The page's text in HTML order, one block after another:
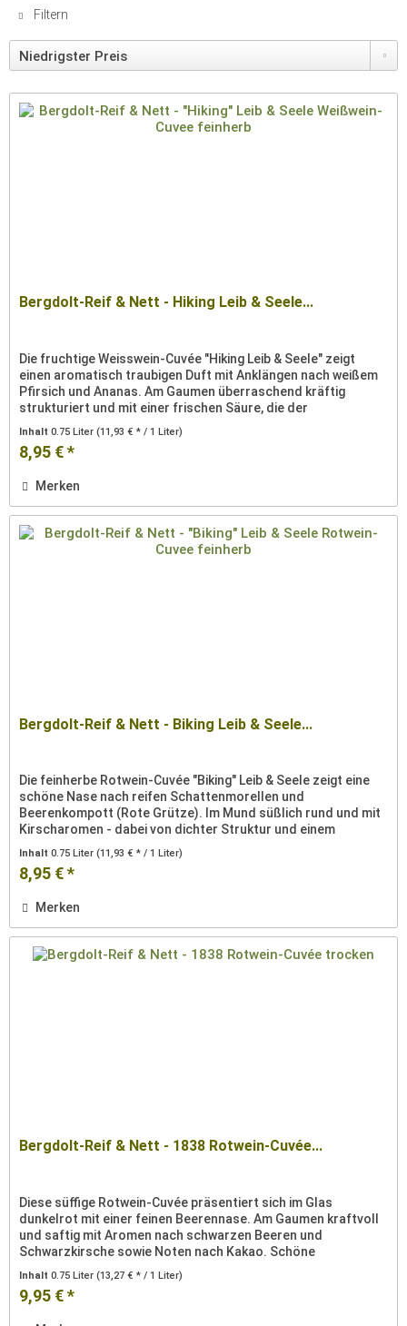
Filtern
Bergdolt-Reif & Nett - Hiking Leib & Seele...
Die fruchtige Weisswein-Cuvée "Hiking Leib & Seele" zeigt
einen aromatisch traubigen Duft mit Anklängen nach weißem
Pfirsich und Ananas. Am Gaumen überraschend kräftig
strukturiert und mit einer frischen Säure, die der
Traubensüße gut...
Inhalt0.75 Liter(11,93 € * / 1 Liter)
8,95 € *
Merken
Bergdolt-Reif & Nett - Biking Leib & Seele...
Die feinherbe Rotwein-Cuvée "Biking" Leib & Seele zeigt eine
schöne Nase nach reifen Schattenmorellen und
Beerenkompott (Rote Grütze). Im Mund süßlich rund und mit
Kirscharomen - dabei von dichter Struktur und einem
beerensaftigen...
Inhalt0.75 Liter(11,93 € * / 1 Liter)
8,95 € *
Merken
Bergdolt-Reif & Nett - 1838 Rotwein-Cuvée...
Diese süffige Rotwein-Cuvée präsentiert sich im Glas
dunkelrot mit einer feinen Beerennase. Am Gaumen kraftvoll
und saftig mit Aromen nach schwarzen Beeren und
Schwarzkirsche sowie Noten nach Kakao. Schöne
Basisrotwein-Cuvée! Der Wein -...
Inhalt0.75 Liter(13,27 € * / 1 Liter)
9,95 € *